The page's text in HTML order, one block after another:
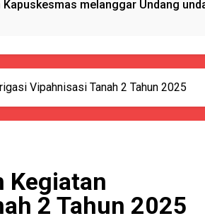
Kapuskesmas melanggar Undang
Bantuan Beras Bapang (Bantuan
KK Peduli Generasi Emas Papua
dan IMI, Dobrak Dunia Kesehatan
Amankan Warga Pragaan Pelaku
Antropometri Tahun 2023 Di
Vipahnisasi Tanah 2 Tahun 2025
Kegiatan
2 Tahun 2025